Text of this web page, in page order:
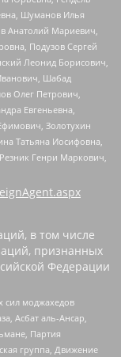
Шуманов Илья
Анатолий Мариевич,
Подузов Сергей
Леонид Борисович,
Шабад
Олег Петрович,
Евгеньевна,
Золотухин
Татьяна Иосифовна,
Генри Маркович,
в том числе
признанных
Федерации
моджахедов
Асбат аль-Ансар,
Партия
группа, Движение